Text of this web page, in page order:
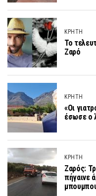
ΚΡΗΤΗ
Το
Ζαρό
ΚΡΗΤΗ
«Οι
έσωσε ο
ΚΡΗΤΗ
Ζαρός:
πήγαινε